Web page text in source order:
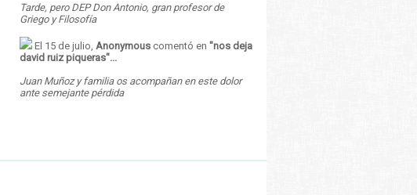
Tarde, pero DEP Don Antonio, gran profesor de
Griego y Filosofía
El 15 de julio, Anonymous comentó en "nos deja
david ruiz piqueras"...
Juan Muñoz y familia os acompañan en este dolor
ante semejante pérdida